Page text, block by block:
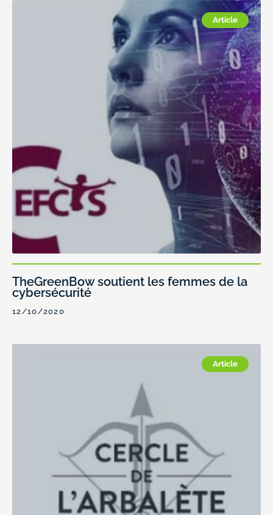
Article
TheGreenBow soutient les femmes de la
cybersécurité
12/10/2020
Article